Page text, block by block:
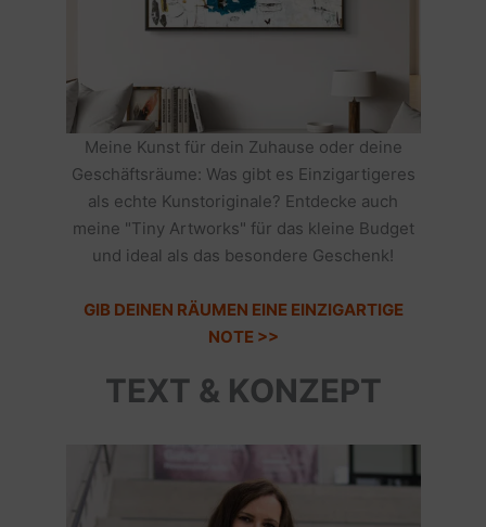
Meine Kunst für dein Zuhause oder deine
Geschäftsräume: Was gibt es Einzigartigeres
als echte Kunstoriginale? Entdecke auch
meine "Tiny Artworks" für das kleine Budget
und ideal als das besondere Geschenk!
GIB DEINEN RÄUMEN EINE EINZIGARTIGE
NOTE >>
TEXT & KONZEPT